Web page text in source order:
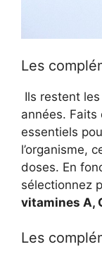
Les
Ils restent
années. Faits
essentiels
l’organisme,
doses. En
sélectionnez
vitamines A,
Les